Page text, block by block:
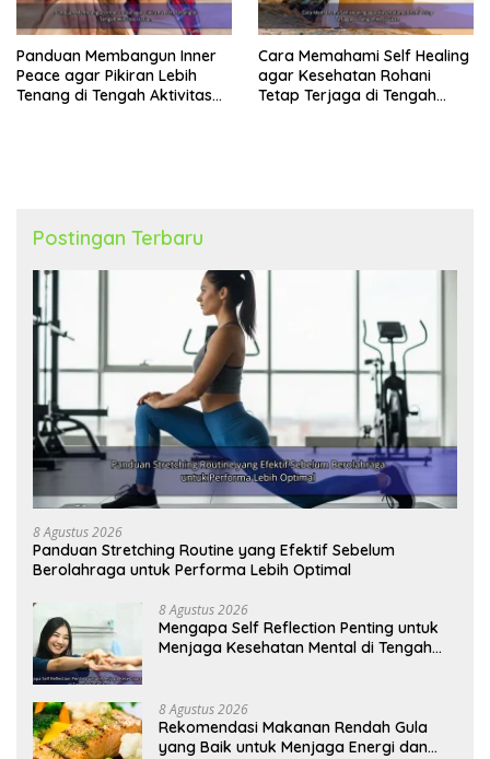
Panduan Membangun Inner
Peace agar Pikiran Lebih
Tenang di Tengah Aktivitas
Cara Memahami Self Healing
agar Kesehatan Rohani
Tetap Terjaga di Tengah
Postingan Terbaru
8 Agustus 2026
Panduan Stretching Routine yang Efektif Sebelum
Berolahraga untuk Performa Lebih Optimal
8 Agustus 2026
Mengapa Self Reflection Penting untuk
Menjaga Kesehatan Mental di Tengah
8 Agustus 2026
Rekomendasi Makanan Rendah Gula
yang Baik untuk Menjaga Energi dan